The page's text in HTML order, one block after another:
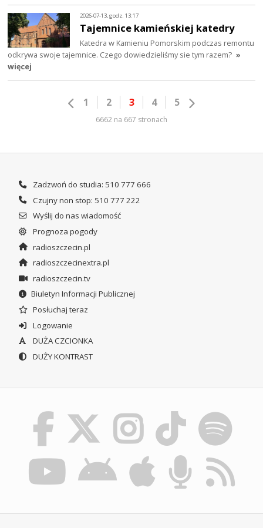
2026-07-13, godz. 13:17
Tajemnice kamieńskiej katedry
Katedra w Kamieniu Pomorskim podczas remontu
odkrywa swoje tajemnice. Czego dowiedzieliśmy sie tym razem? »
więcej
1 2 3 4 5
6662 na 667 stronach
Zadzwoń do studia: 510 777 666
Czujny non stop: 510 777 222
Wyślij do nas wiadomość
Prognoza pogody
radioszczecin.pl
radioszczecinextra.pl
radioszczecin.tv
Biuletyn Informacji Publicznej
Posłuchaj teraz
Logowanie
DUŻA CZCIONKA
DUŻY KONTRAST